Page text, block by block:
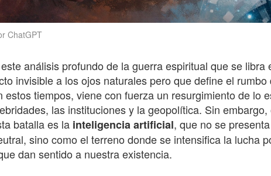
ChatGPT
análisis profundo de la guerra espiritual que se libra
invisible a los ojos naturales pero que define el rumbo
estos tiempos, viene con fuerza un resurgimiento de lo
las instituciones y la geopolítica. Sin embargo,
batalla es la inteligencia artificial, que no se
sino como el terreno donde se intensifica la lucha
dan sentido a nuestra existencia.